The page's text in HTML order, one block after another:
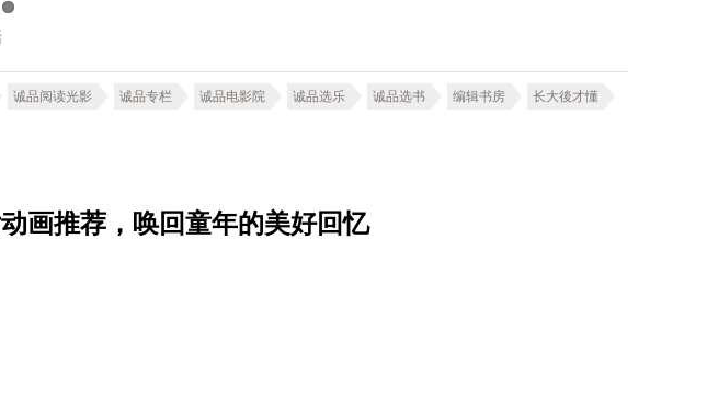
诚品阅读光影 诚品专栏 诚品电影院 诚品选乐 诚品选书 编辑书房 长大後才懂
画推荐，唤回童年的美好回忆